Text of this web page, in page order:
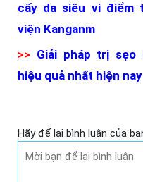
cấy da siêu vi điểm
viện Kanganm
>> Giải pháp trị sẹo
hiệu quả nhất hiện nay
Hãy để lại bình luận của